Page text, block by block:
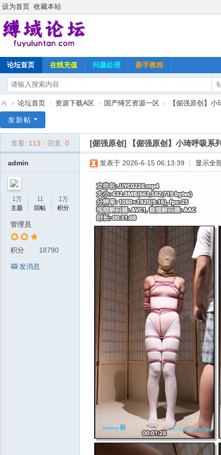
设为首页 收藏本站
论坛首页 在线充值 问题处理 新手教程
域
» 论坛首页 › 资源下载A区 › 国产绳艺资源一区 › 【倔强原创】
发新帖
查看: 113 回复: 0 [倔强原创] 【倔强原创】小琦呼吸系
admin
1万
主题
11
回帖
1万
积分
管理员
积分 18790
发消息
发表于 2026-6-15 06:13:39 显示全